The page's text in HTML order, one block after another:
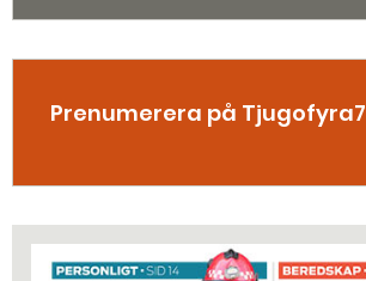
Prenumerera på Tjugofyra7